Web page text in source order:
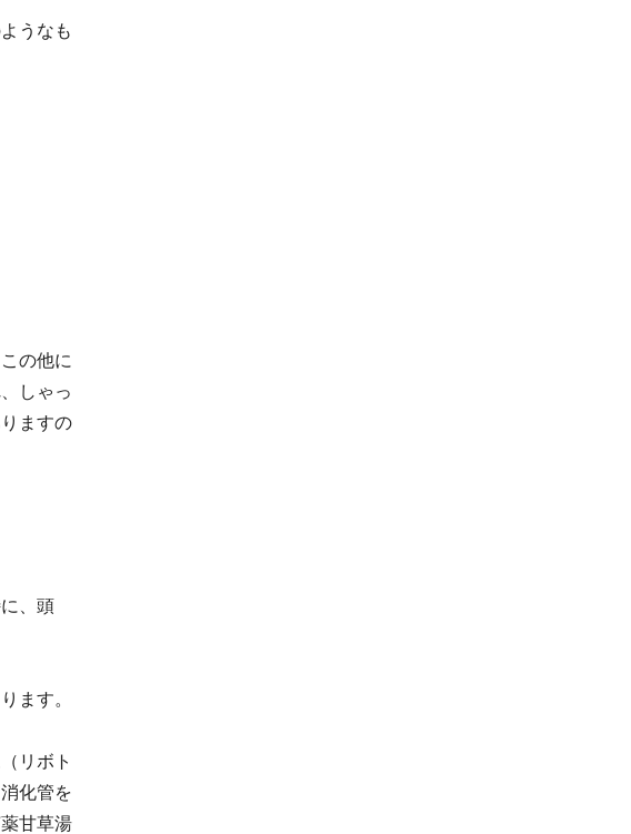
うなも
の他に
しゃっ
ますの
、頭
ます。
リボト
化管を
甘草湯